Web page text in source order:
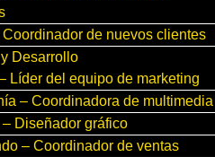
Coordinador de nuevos clientes
Desarrollo
Líder del equipo de marketing
– Coordinadora de multimedia
– Diseñador gráfico
– Coordinador de ventas